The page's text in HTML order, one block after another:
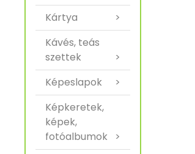
Kártya
>
Kávés, teás
szettek
>
Képeslapok
>
Képkeretek,
képek,
fotóalbumok
>